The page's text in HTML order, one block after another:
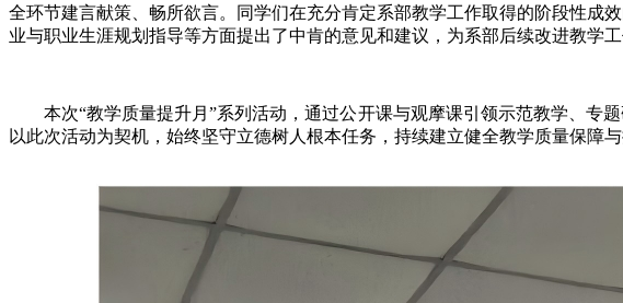
全环节建言献策、畅所欲言。同学们在充分肯定系部教学工作取得的阶段性成
业与职业生涯规划指导等方面提出了中肯的意见和建议，为系部后续改进教学
本次“教学质量提升月”系列活动，通过公开课与观摩课引领示范教学、专
以此次活动为契机，始终坚守立德树人根本任务，持续建立健全教学质量保障